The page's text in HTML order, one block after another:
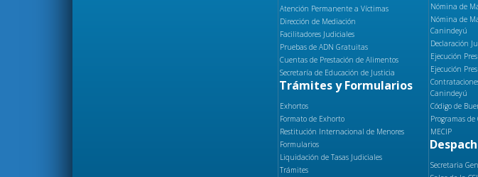
Atención Permanente a Víctimas
Dirección de Mediación
Facilitadores Judiciales
Pruebas de ADN Gratuitas
Cuentas de Prestación de Alimentos
Secretaría de Educación de Justicia
Trámites y Formularios
Exhortos
Formato de Exhorto
Restitución Internacional de Menores
Formularios
Liquidación de Tasas Judiciales
Trámites
Nómina de
Nómina de
Canindeyú
Declaración
Ejecución
Ejecución
Canindeyú
Código de
Programas de
MECIP
Secretaria